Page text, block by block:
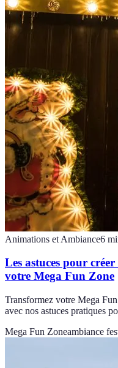
Animations et Ambiance6
Les astuces pour
votre Mega Fun Zone
Transformez votre Mega
avec nos astuces pratiques
Mega Fun Zoneambiance